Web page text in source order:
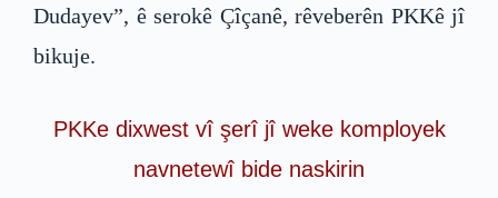
Dudayev”, ê serokê Çîçanê, rêveberên PKKê jî
bikuje.
PKKe dixwest vî şerî jî weke komployek
navnetewî bide naskirin